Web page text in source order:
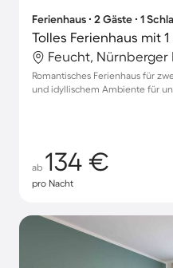
Ferienhaus ∙ 2 Gäste ∙ 1
Feucht,
Romantisches Ferienhaus für
und idyllischem Ambiente für
ab 134 €
pro Nacht